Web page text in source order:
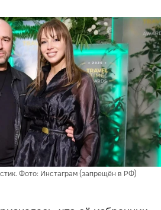
Фото: Инстаграм (запрещён в РФ)